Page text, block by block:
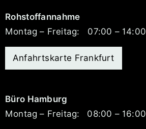
Rohstoffannahme
Montag – Freitag:
07:00 – 14:00
Anfahrtskarte Frankfurt
Büro Hamburg
Montag – Freitag:
08:00 – 16:00